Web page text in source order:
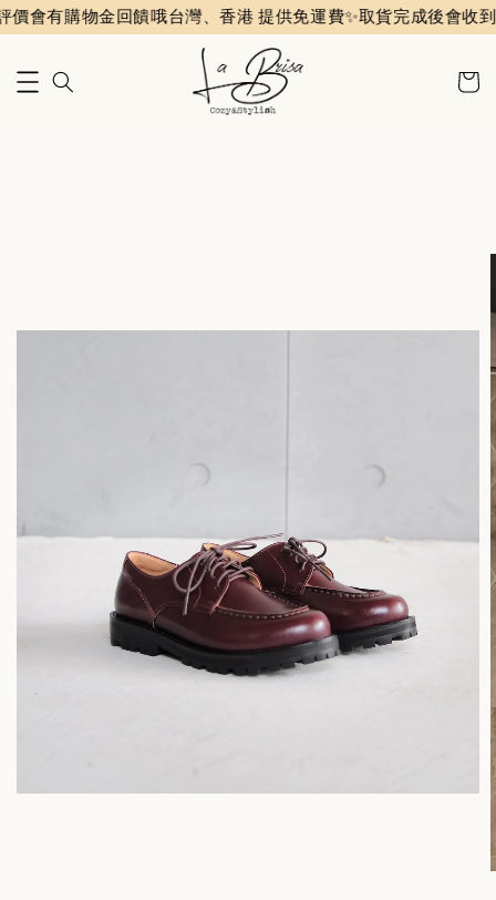
物金回饋哦台灣、香港 提供免運費✨️取貨完成後會收到評價通